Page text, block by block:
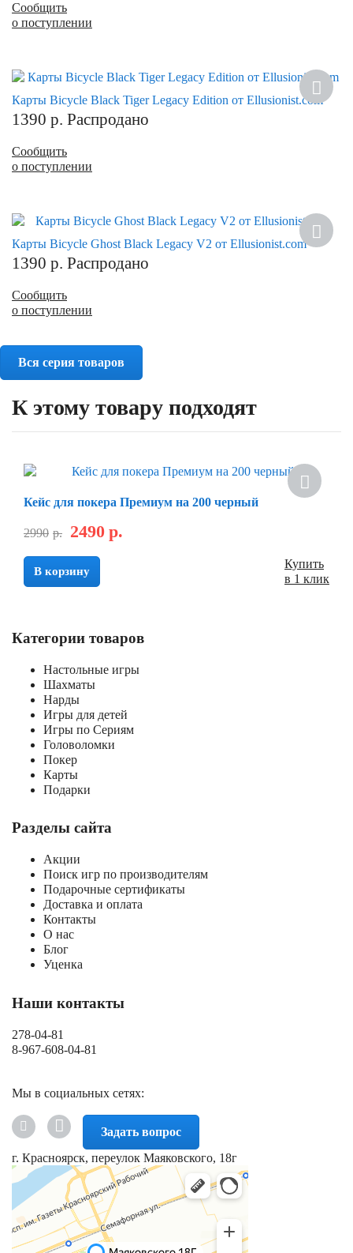
Сообщить
о поступлении
Карты Bicycle Black Tiger Legacy Edition от Ellusionist.com
1390 р. Распродано
Сообщить
о поступлении
Карты Bicycle Ghost Black Legacy V2 от Ellusionist.com
1390 р. Распродано
Сообщить
о поступлении
Вся серия товаров
К этому товару подходят
Кейс для покера Премиум на 200 черный
2990 р. 2490 р.
В корзину
Купить
в 1 клик
Категории товаров
Настольные игры
Шахматы
Нарды
Игры для детей
Игры по Сериям
Головоломки
Покер
Карты
Подарки
Разделы сайта
Акции
Поиск игр по производителям
Подарочные сертификаты
Доставка и оплата
Контакты
О нас
Блог
Уценка
Наши контакты
278-04-81
8-967-608-04-81
Мы в социальных сетях:
Задать вопрос
г. Красноярск, переулок Маяковского, 18г